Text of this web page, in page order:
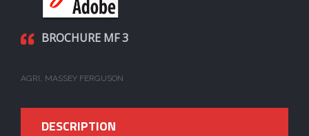
BROCHURE MF 3
AGRI MASSEY FERGUSON
DESCRIPTION